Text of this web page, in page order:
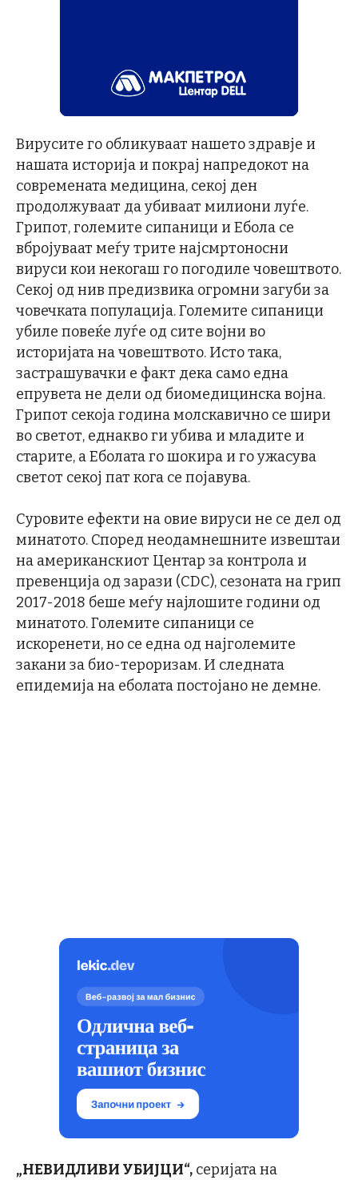
Вирусите го обликуваат нашето здравје и
нашата историја и покрај напредокот на
современата медицина, секој ден
продолжуваат да убиваат милиони луѓе.
Грипот, големите сипаници и Ебола се
вбројуваат меѓу трите најсмртоносни
вируси кои некогаш го погодиле човештвото.
Секој од нив предизвика огромни загуби за
човечката популација. Големите сипаници
убиле повеќе луѓе од сите војни во
историјата на човештвото. Исто така,
застрашувачки е факт дека само една
епрувета не дели од биомедицинска војна.
Грипот секоја година молскавично се шири
во светот, еднакво ги убива и младите и
старите, а Еболата го шокира и го ужасува
светот секој пат кога се појавува.
Суровите ефекти на овие вируси не се дел од
минатото. Според неодамнешните извештаи
на американскиот Центар за контрола и
превенција од зарази (CDC), сезоната на грип
2017-2018 беше меѓу најлошите години од
минатото. Големите сипаници се
искоренети, но се една од најголемите
закани за био-тероризам. И следната
епидемија на еболата постојано не демне.
„НЕВИДЛИВИ УБИЈЦИ“, серијата на